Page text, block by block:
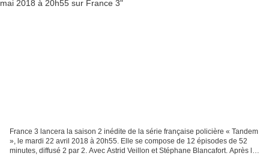
France 3 lancera la saison 2 inédite de la série française policière « Tandem
», le mardi 22 avril 2018 à 20h55. Elle se compose de 12 épisodes de 52
minutes, diffusé 2 par 2. Avec Astrid Veillon et Stéphane Blancafort. Après le